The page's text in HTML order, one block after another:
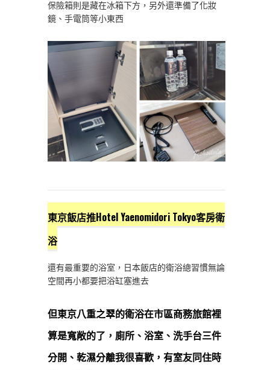
保險箱則是藏在冰箱下方，另外還準備了化妝
鏡、手電筒等小東西
東京飯店推Hotel Yaenomidori Tokyo客房衛
浴
還有最重要的浴室，日本飯店的衛浴總習慣無論
空間再小都要把浴缸塞進去
但東京八重之翠的衛浴在市區商務旅館裡
算是寬敞的了，廁所、浴室、洗手台三件
分開、乾濕分離我很喜歡，有室友同住時